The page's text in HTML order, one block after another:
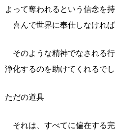
よって奪われるという信念を持
喜んで世界に奉仕しなければ
そのような精神でなされる
浄化するのを助けてくれるでし
ただの道具
それは、すべてに偏在する完